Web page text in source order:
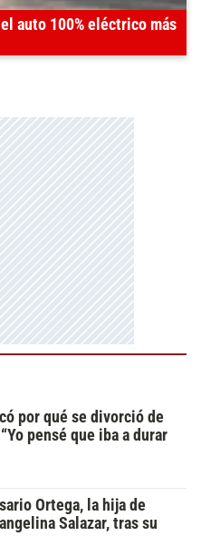
auto 100% eléctrico más
por qué se divorció de
pensé que iba a durar
Ortega, la hija de
Salazar, tras su